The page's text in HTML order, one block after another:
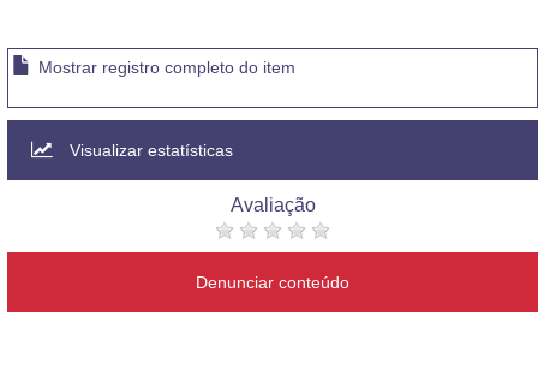
Mostrar registro completo do item
Visualizar estatísticas
Avaliação
Denunciar conteúdo